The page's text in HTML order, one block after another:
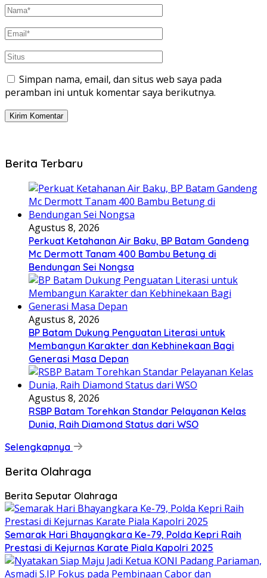
Simpan nama, email, dan situs web saya pada
peramban ini untuk komentar saya berikutnya.
Berita Terbaru
Agustus 8, 2026
Perkuat Ketahanan Air Baku, BP Batam Gandeng
Mc Dermott Tanam 400 Bambu Betung di
Bendungan Sei Nongsa
Agustus 8, 2026
BP Batam Dukung Penguatan Literasi untuk
Membangun Karakter dan Kebhinekaan Bagi
Generasi Masa Depan
Agustus 8, 2026
RSBP Batam Torehkan Standar Pelayanan Kelas
Dunia, Raih Diamond Status dari WSO
Selengkapnya
Berita Olahraga
Berita Seputar Olahraga
Semarak Hari Bhayangkara Ke-79, Polda Kepri Raih
Prestasi di Kejurnas Karate Piala Kapolri 2025